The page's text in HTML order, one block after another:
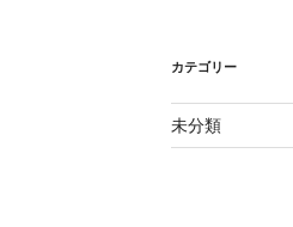
カテゴリー
未分類